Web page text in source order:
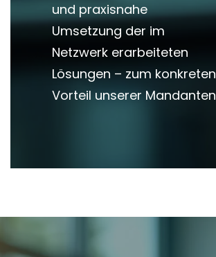
und praxisnahe
Umsetzung der im
Netzwerk erarbeiteten
Lösungen – zum konkreten
Vorteil unserer Mandanten